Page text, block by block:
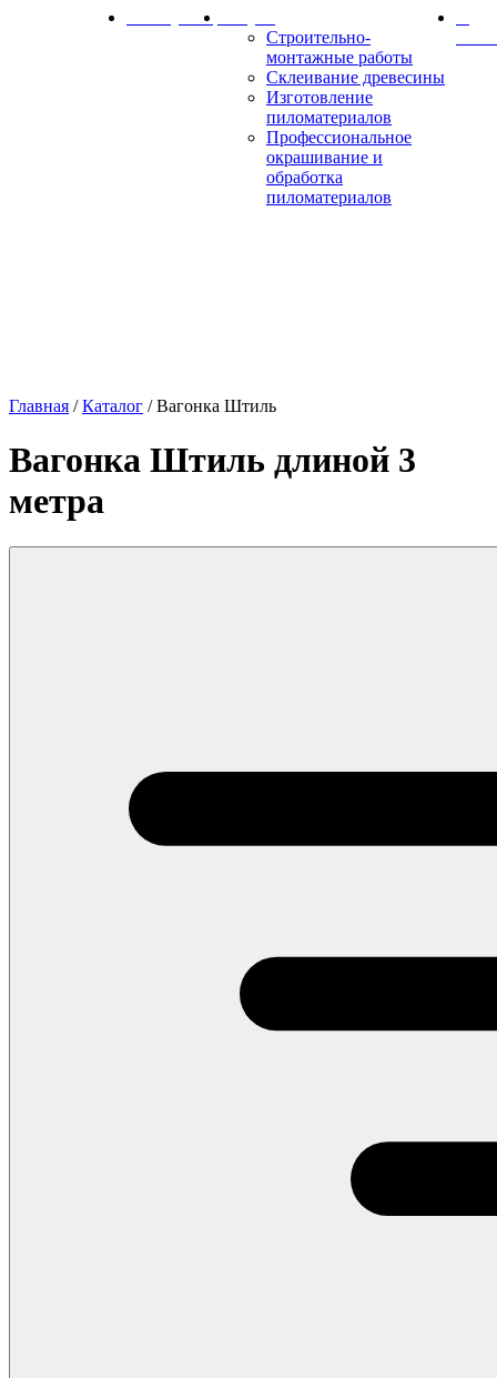
Калькулятор
Строительно-
монтажные работы
Склеивание древесины
Изготовление
пиломатериалов
Профессиональное
окрашивание и
обработка
пиломатериалов
Главная /Каталог /Вагонка Штиль
Вагонка Штиль длиной 3
метра